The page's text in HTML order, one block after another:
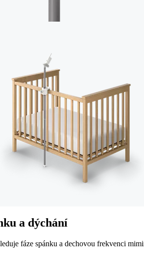
a dýchání
fáze spánku a dechovou frekvenci